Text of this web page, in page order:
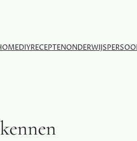
DIYRECEPTENONDERWIJS